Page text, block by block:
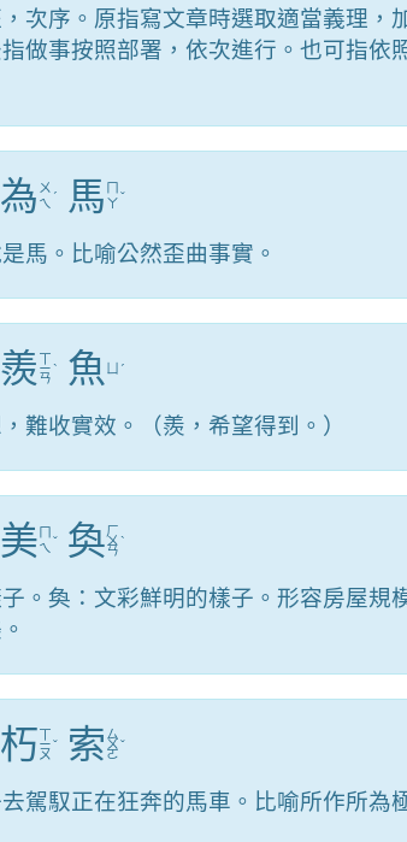
次序。原指寫文章時選取適當義理，
做事按照部署，依次進行。也可指依
為 ㄨ
ㄟ ˊ 馬 ㄇ
ㄚˇ
馬。比喻公然歪曲事實。
羨 ㄒ
ㄧ
ㄢ
ˋ 魚 ˊ
難收實效。（羨，希望得到。）
美 ㄇ
ㄟ ˇ 奐ㄏ
ㄨ
ㄢ
ˋ
。奐：文彩鮮明的樣子。形容房屋規
朽ㄒ
ㄧ
ㄡ
ˇ 索 ㄙ
ㄨ
ㄛ
ˇ
駕馭正在狂奔的馬車。比喻所作所為